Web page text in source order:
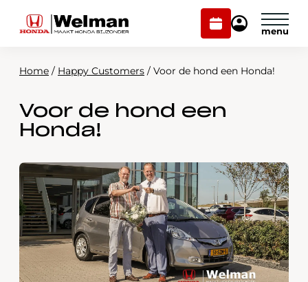
Plan
onderhoud
Mijn
Modellen
Voorraad
Over ons
Webshop
Contact
Plan onderhoud
Home / Happy Customers / Voor de hond een Honda!
Voor de hond een
Honda!